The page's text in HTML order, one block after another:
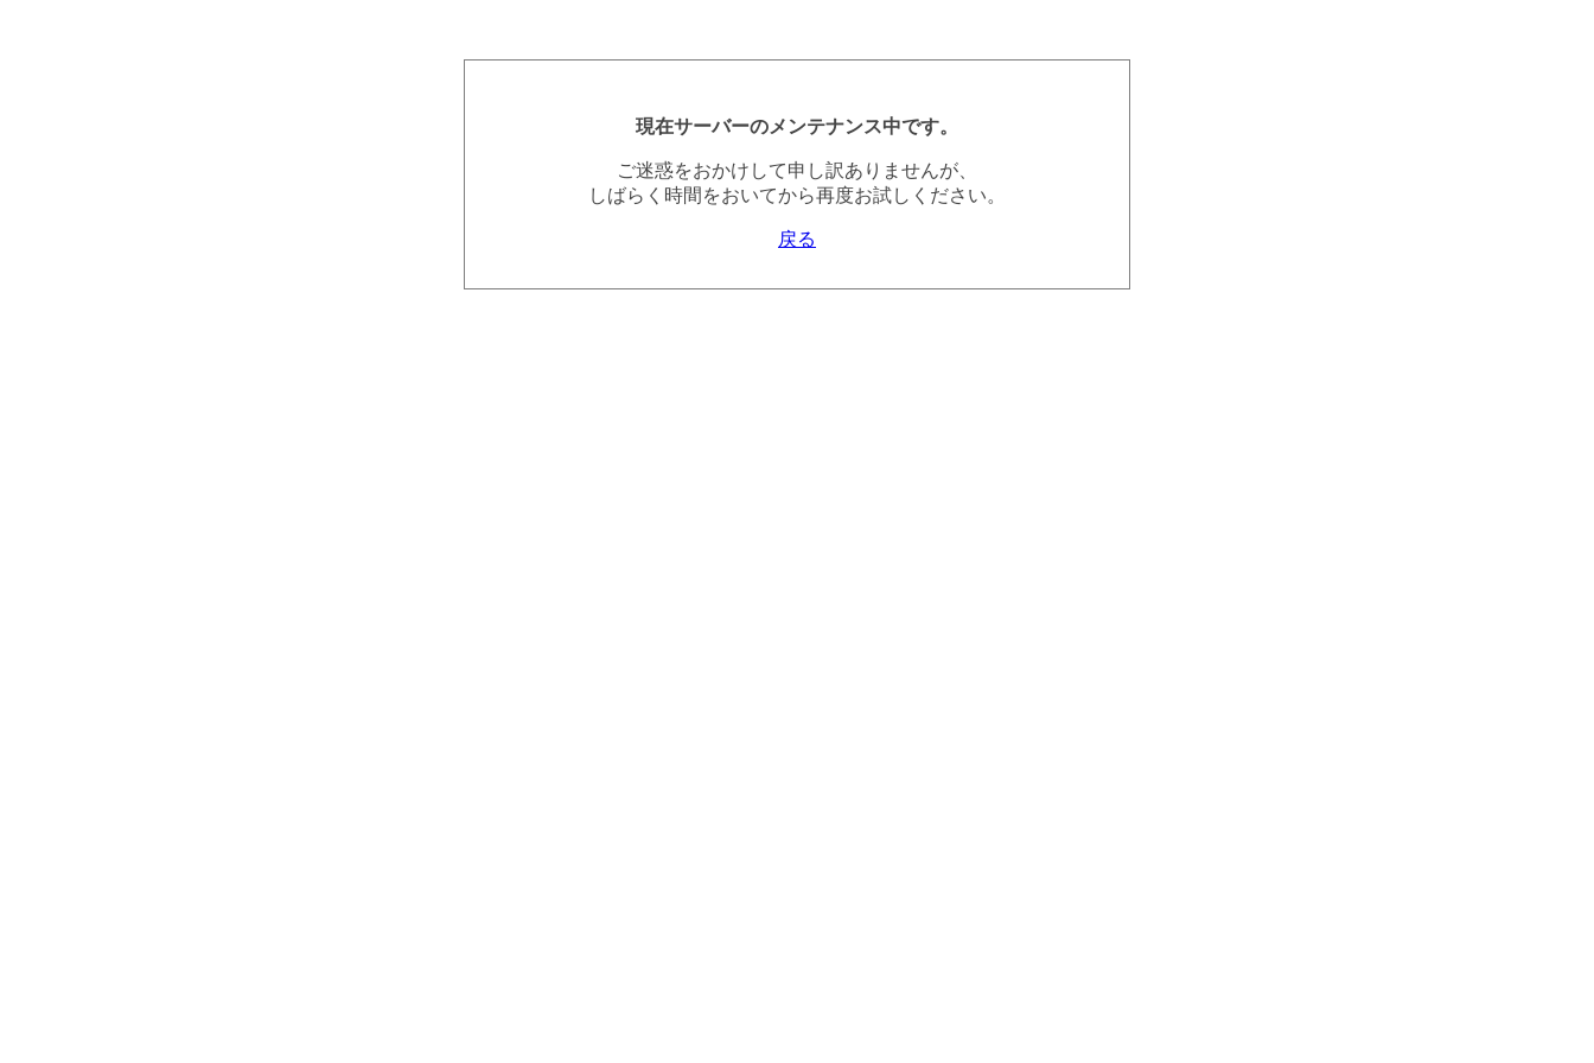
現在サーバーのメンテナンス中です。
ご迷惑をおかけして申し訳ありませんが、
しばらく時間をおいてから再度お試しください。
戻る